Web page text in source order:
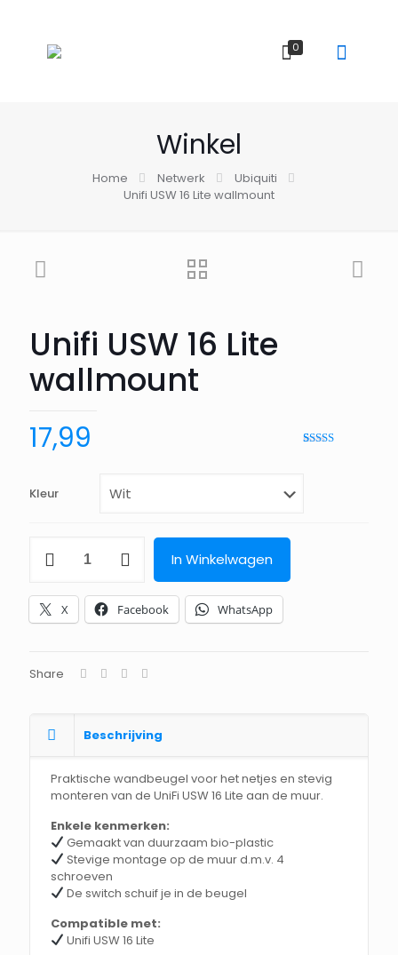
0
Winkel
Home Netwerk
Ubiquiti
Unifi USW 16 Lite wallmount
Unifi USW 16 Lite
wallmount
17,99
Kleur
USW
Lite
wallmount
aantal
In Winkelwagen
X Facebook WhatsApp
Share
Beschrijving
Praktische wandbeugel voor het netjes en stevig
monteren van de UniFi USW 16 Lite aan de muur.
Enkele kenmerken:
Gemaakt van duurzaam bio-plastic
Stevige montage op de muur d.m.v. 4
schroeven
De switch schuif je in de beugel
Compatible met:
Unifi USW 16 Lite